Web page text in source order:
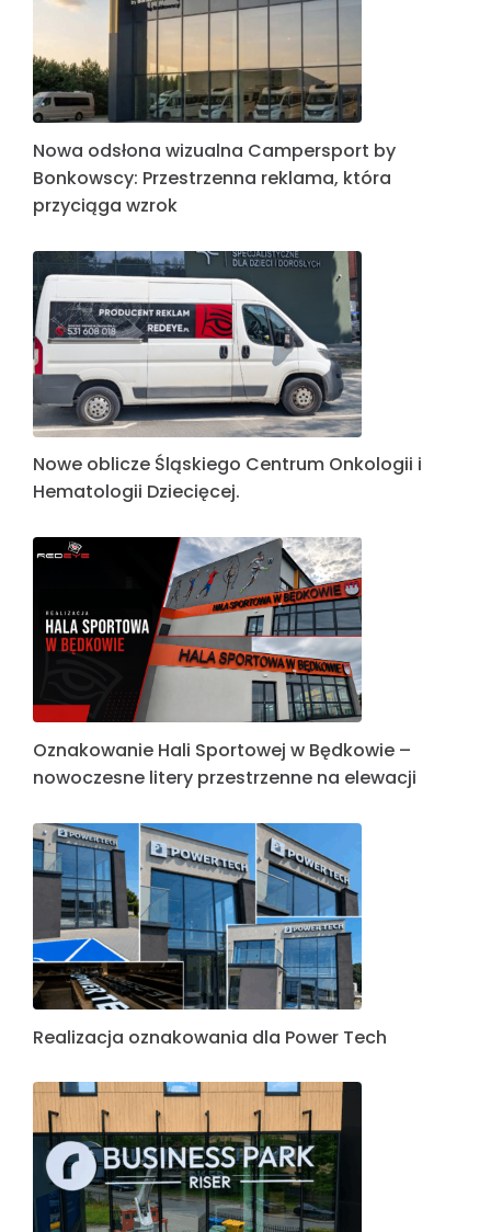
Nowa odsłona wizualna Campersport by
Bonkowscy: Przestrzenna reklama, która
przyciąga wzrok
Nowe oblicze Śląskiego Centrum Onkologii i
Hematologii Dziecięcej.
Oznakowanie Hali Sportowej w Będkowie –
nowoczesne litery przestrzenne na elewacji
Realizacja oznakowania dla Power Tech